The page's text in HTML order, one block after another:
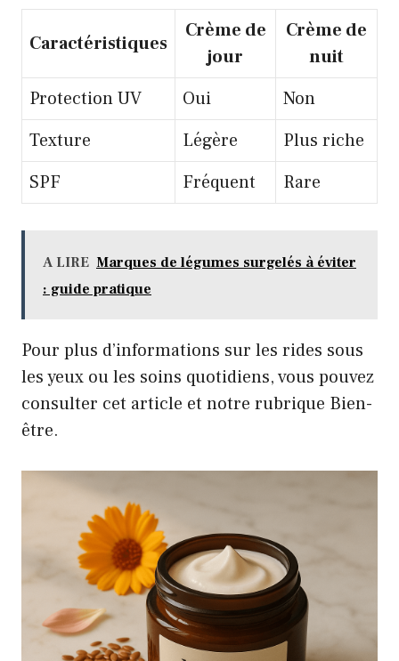
Caractéristiques
Crème de
jour
Crème de
nuit
Protection UV
Oui
Non
Texture
Légère
Plus riche
SPF
Fréquent Rare
A LIRE Marques de légumes surgelés à éviter
: guide pratique
Pour plus d’informations sur les rides sous
les yeux ou les soins quotidiens, vous pouvez
consulter cet article et notre rubrique Bien-
être.